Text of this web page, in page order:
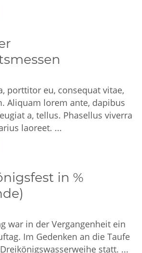
porttitor eu, consequat vitae,
Aliquam lorem ante, dapibus
a, tellus. Phasellus viverra
laoreet. ...
in %
war in der Vergangenheit ein
Im Gedenken an die Taufe
statt. ...